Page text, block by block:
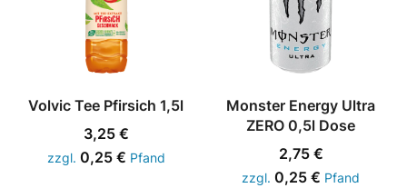
Volvic Tee Pfirsich 1,5l
3,25 €
zzgl. 0,25 € Pfand
Monster Energy Ultra
ZERO 0,5l Dose
2,75 €
zzgl.0,25€ Pfand